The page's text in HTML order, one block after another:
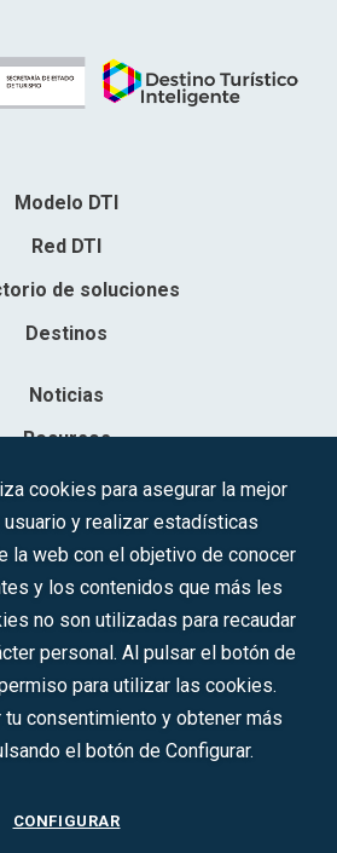
Modelo DTI
Red DTI
de soluciones
Destinos
Noticias
Recursos
Contacto
para la Gestión de la Innovación y las
en redes sociales:
CONTACTO
cookies para asegurar la mejor
y realizar estadísticas
la web con el objetivo de conocer
y los contenidos que más les
no son utilizadas para recaudar
personal. Al pulsar el botón de
para utilizar las cookies.
consentimiento y obtener más
el botón de Configurar.
CONFIGURAR